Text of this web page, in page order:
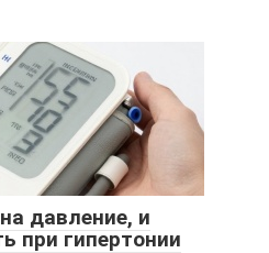
давление, и
при гипертонии